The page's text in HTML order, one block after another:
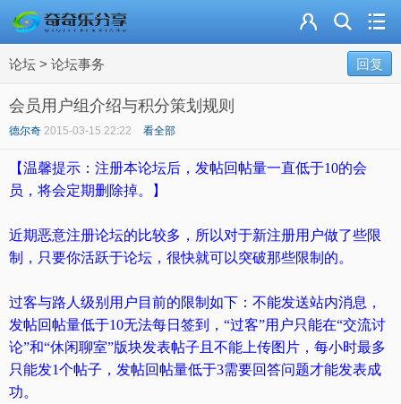
论坛 > 论坛事务 回复
会员用户组介绍与积分策划规则
德尔奇 2015-03-15 22:22 看全部
【温馨提示：注册本论坛后，发帖回帖量一直低于10的会
员，将会定期删除掉。】
近期恶意注册论坛的比较多，所以对于新注册用户做了些限
制，只要你活跃于论坛，很快就可以突破那些限制的。
过客与路人级别用户目前的限制如下：不能发送站内消息，
发帖回帖量低于10无法每日签到，“过客”用户只能在“交流讨
论”和“休闲聊室”版块发表帖子且不能上传图片，每小时最多
只能发1个帖子，发帖回帖量低于3需要回答问题才能发表成
功。
资源合集
流量卡
加入频道